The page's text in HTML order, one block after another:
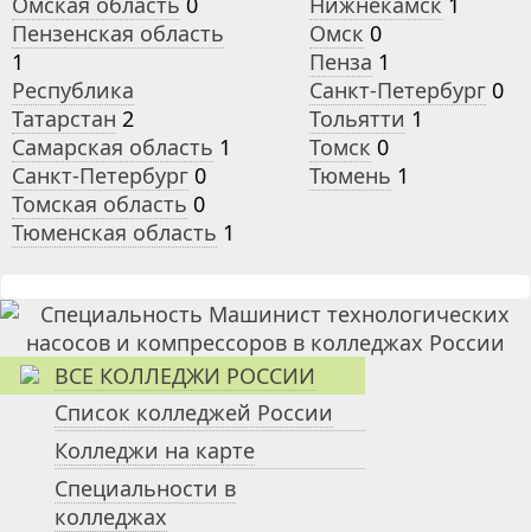
Пензенская область
1
Республика
Татарстан 2
Самарская область 1
Санкт-Петербург 0
Томская область 0
Тюменская область 1
Омск 0
Пенза 1
Санкт-Петербург 0
Тольятти 1
Томск 0
Тюмень 1
ВСЕ КОЛЛЕДЖИ РОССИИ
Список колледжей России
Колледжи на карте
Специальности в
колледжах